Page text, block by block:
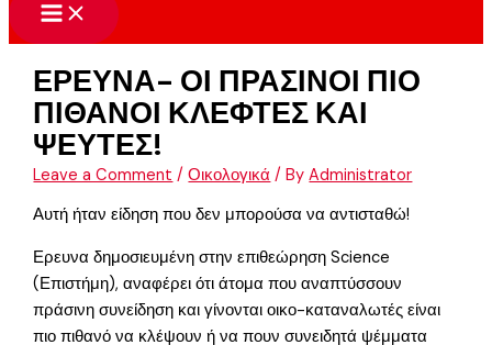
ΕΡΕΥΝΑ- ΟΙ ΠΡΑΣΙΝΟΙ ΠΙΟ
ΠΙΘΑΝΟΙ ΚΛΕΦΤΕΣ ΚΑΙ
ΨΕΥΤΕΣ!
Leave a Comment /Οικολογικά / ByAdministrator
Αυτή ήταν είδηση που δεν μπορούσα να αντισταθώ!
Ερευνα δημοσιευμένη στην επιθεώρηση Science
(Επιστήμη), αναφέρει ότι άτομα που αναπτύσσουν
πράσινη συνείδηση και γίνονται οικο-καταναλωτές είναι
πιο πιθανό να κλέψουν ή να πουν συνειδητά ψέμματα